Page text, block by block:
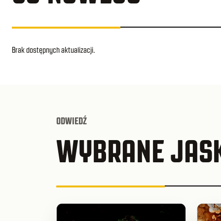
Brak dostępnych aktualizacji.
ODWIEDŹ
WYBRANE